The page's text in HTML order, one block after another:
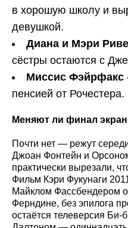
в хорошую школу и
девушкой.
Диана и Мэри
сёстры остаются с
Миссис Фэйрфакс
пенсией от Рочестера.
Меняют ли финал
Почти нет — режут
Джоан Фонтейн и
практически вырезали,
Фильм Кэри Фукунаги
Майклом Фассбендером
Ферндине, без эпилога
остаётся телеверсия Би-